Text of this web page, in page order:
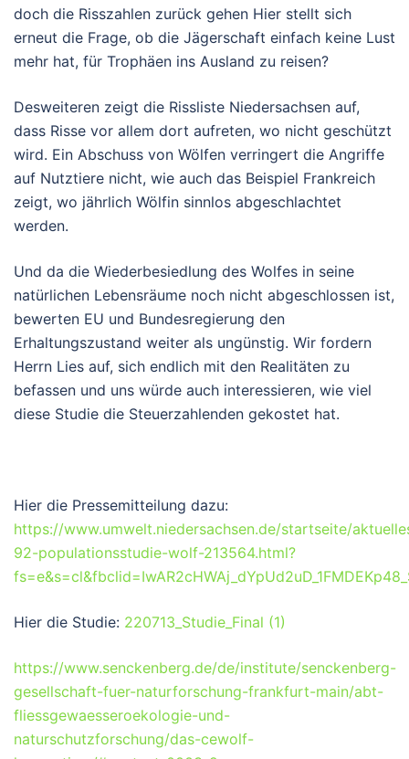
doch die Risszahlen zurück gehen Hier stellt sich
erneut die Frage, ob die Jägerschaft einfach keine Lust
mehr hat, für Trophäen ins Ausland zu reisen?
Desweiteren zeigt die Rissliste Niedersachsen auf,
dass Risse vor allem dort aufreten, wo nicht geschützt
wird. Ein Abschuss von Wölfen verringert die Angriffe
auf Nutztiere nicht, wie auch das Beispiel Frankreich
zeigt, wo jährlich Wölfin sinnlos abgeschlachtet
werden.
Und da die Wiederbesiedlung des Wolfes in seine
natürlichen Lebensräume noch nicht abgeschlossen ist,
bewerten EU und Bundesregierung den
Erhaltungszustand weiter als ungünstig. Wir fordern
Herrn Lies auf, sich endlich mit den Realitäten zu
befassen und uns würde auch interessieren, wie viel
diese Studie die Steuerzahlenden gekostet hat.
Hier die Pressemitteilung dazu:
https://www.umwelt.niedersachsen.de/startseite/
92-populationsstudie-wolf-213564.html?
Hier die Studie: 220713_Studie_Final (1)
https://www.senckenberg.de/de/institute/senckenberg-
gesellschaft-fuer-naturforschung-frankfurt-main/abt-
fliessgewaesseroekologie-und-
naturschutzforschung/das-cewolf-